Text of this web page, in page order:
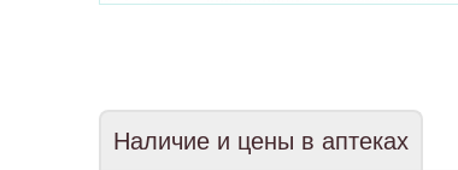
Наличие и цены в аптеках